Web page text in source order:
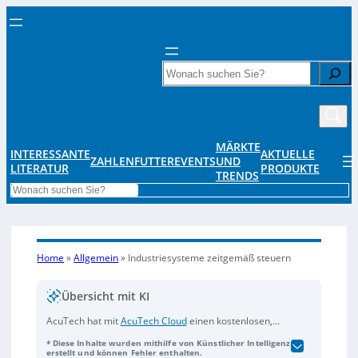
Search
INTERESSANTE
LITERATUR
ZAHLENFUTTEREVENTS
MÄRKTE
UND
TRENDS
AKTUELLE
PRODUKTE
Search
Home »Allgemein» Industriesysteme zeitgemäß steuern
Übersicht mit KI
AcuTech hat mitAcuTech Cloudeinen kostenlosen,
steuerung von Industriesystemen vorgestellt (u. a. auf
* Diese Inhalte wurden mithilfe von Künstlicher Intelligenz
erstellt und können Fehler enthalten.